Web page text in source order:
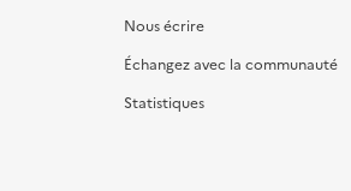
Nous écrire
Échangez avec la communauté
Statistiques